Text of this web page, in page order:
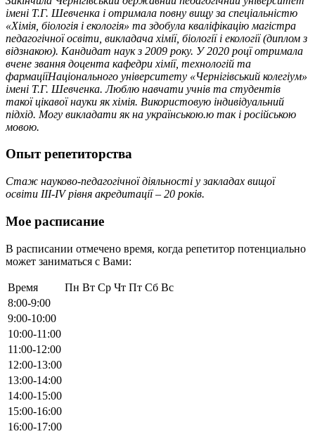
імені Т.Г. Шевченка і отримала повну вищу за спеціальністю
«Хімія, біологія і екологія» та здобула кваліфікацію магістра
педагогічної освіти, викладача хімії, біології і екології (диплом з
відзнакою). Кандидат наук з 2009 року. У 2020 роцї отримала
вчене звання доцента кафедри хімії, технологій та
фармаціїНаціонального університету «Чернігівський колегіум»
імені Т.Г. Шевченка. Люблю навчати учнів та студентів
такої цікавої науки як хімія. Використовую індивідуальний
підхід. Могу викладати як на українською.ю так і російською
мовою.
Опыт репетиторства
Стаж науково-педагогічної діяльності у закладах вищої
освіти ІІІ-ІV рівня акредитації – 20 років.
Мое расписание
В расписании отмечено время, когда репетитор потенциально
может заниматься с Вами:
Время Пн Вт Ср Чт Пт Сб Вс
8:00-9:00
9:00-10:00
10:00-11:00
11:00-12:00
12:00-13:00
13:00-14:00
14:00-15:00
15:00-16:00
16:00-17:00